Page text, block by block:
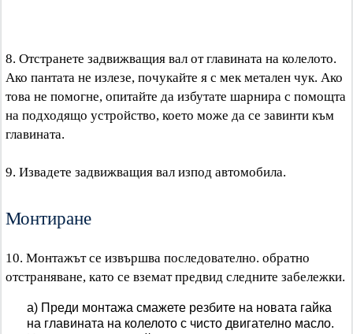
8. Отстранете задвижващия вал от главината на колелото.
Ако пантата не излезе, почукайте я с мек метален чук. Ако
това не помогне, опитайте да избутате шарнира с помощта
на подходящо устройство, което може да се завинти към
главината.
9. Извадете задвижващия вал изпод автомобила.
Монтиране
10. Монтажът се извършва последователно. обратно
отстраняване, като се вземат предвид следните забележки.
a) Преди монтажа смажете резбите на новата гайка
на главината на колелото с чисто двигателно масло.